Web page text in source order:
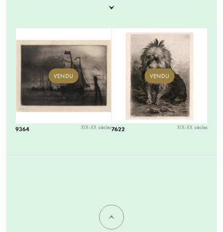
VENDU
9364 XIX-XX siècles
VENDU
7622 XIX-XX siècles